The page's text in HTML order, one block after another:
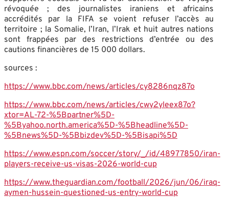
révoquée ; des journalistes iraniens et africains
accrédités par la FIFA se voient refuser l’accès au
territoire ; la Somalie, l’Iran, l’Irak et huit autres nations
sont frappées par des restrictions d’entrée ou des
cautions financières de 15 000 dollars.
sources :
https://www.bbc.com/news/articles/cy8286nqz87o
https://www.bbc.com/news/articles/cwy2yleex87o?
xtor=AL-72-%5Bpartner%5D-
%5Byahoo.north.america%5D-%5Bheadline%5D-
%5Bnews%5D-%5Bbizdev%5D-%5Bisapi%5D
https://www.espn.com/soccer/story/_/id/48977850/iran-
players-receive-us-visas-2026-world-cup
https://www.theguardian.com/football/2026/jun/06/iraq-
aymen-hussein-questioned-us-entry-world-cup